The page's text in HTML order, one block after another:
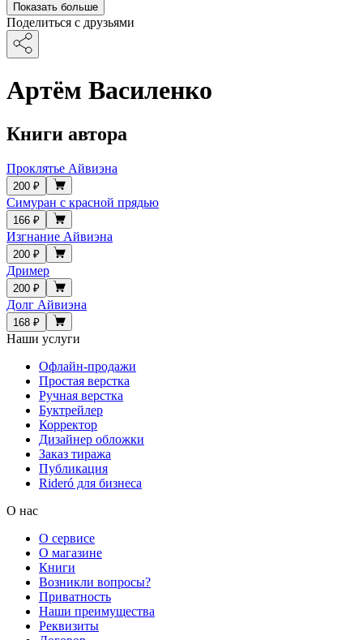
Показать больше
Поделиться с друзьями
Артём Василенко
Книги автора
Проклятье Айвиэна
200 ₽
Симуран с красной прядью
166 ₽
Изгнание Айвиэна
200 ₽
Дример
200 ₽
Долг Айвиэна
168 ₽
Наши услуги
Офлайн-продажи
Простая верстка
Ручная верстка
Буктрейлер
Корректор
Дизайнер обложки
Заказ тиража
Публикация
Rideró для бизнеса
О нас
О сервисе
О магазине
Книги
Возникли вопросы?
Приватность
Наши преимущества
Реквизиты